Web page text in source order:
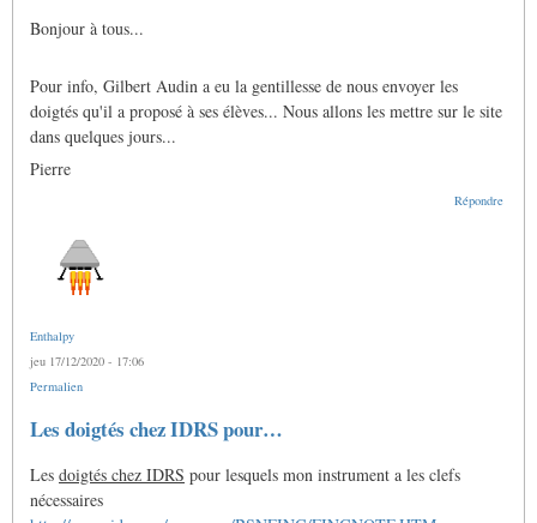
Bonjour à tous...
Pour info, Gilbert Audin a eu la gentillesse de nous envoyer les
doigtés qu'il a proposé à ses élèves... Nous allons les mettre sur le site
dans quelques jours...
Pierre
Répondre
Enthalpy
jeu 17/12/2020 - 17:06
Permalien
Les doigtés chez IDRS pour…
Les doigtés chez IDRS pour lesquels mon instrument a les clefs
nécessaires